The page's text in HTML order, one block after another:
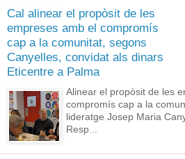
Cal alinear el propòsit de les
empreses amb el compromís
cap a la comunitat, segons
Canyelles, convidat als dinars
Eticentre a Palma
Alinear el propòsit de les
compromís cap a la
lideratge Josep Maria
Resp...